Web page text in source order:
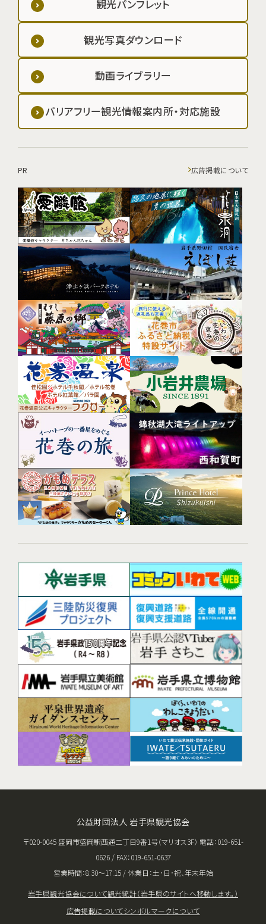
観光パンフレット
観光写真ダウンロード
動画ライブラリー
バリアフリー観光情報案内所・対応施設
PR 広告掲載について
公益財団法人 岩手県観光協会
〒020-0045 盛岡市盛岡駅西通二丁目9番1号（マリオス3F） 電話：019-651-
0626 / FAX：019-651-0637
営業時間：8:30〜17:15 / 休業日：土･日･祝、年末年始
岩手県観光協会について観光統計（岩手県のサイトへ移動します。）
広告掲載についてシンボルマークについて